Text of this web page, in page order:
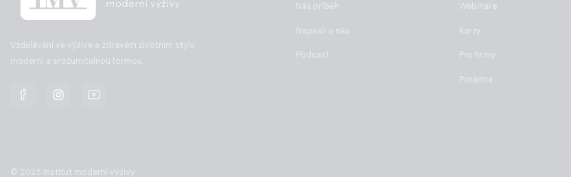
Vzdělávání ve výživě a zdravém životním stylu
moderní a srozumitelnou formou.
Náš příběh
Napsali o nás
Podcast
Webináře
Kurzy
Pro firmy
Poradna
© 2025 Institut moderní výživy